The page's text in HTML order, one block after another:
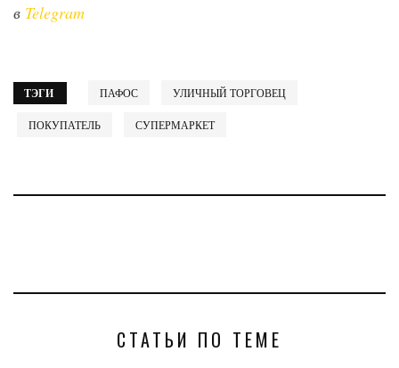
в Telegram
ТЭГИ ПАФОС УЛИЧНЫЙ ТОРГОВЕЦ
ПОКУПАТЕЛЬ СУПЕРМАРКЕТ
СТАТЬИ ПО ТЕМЕ